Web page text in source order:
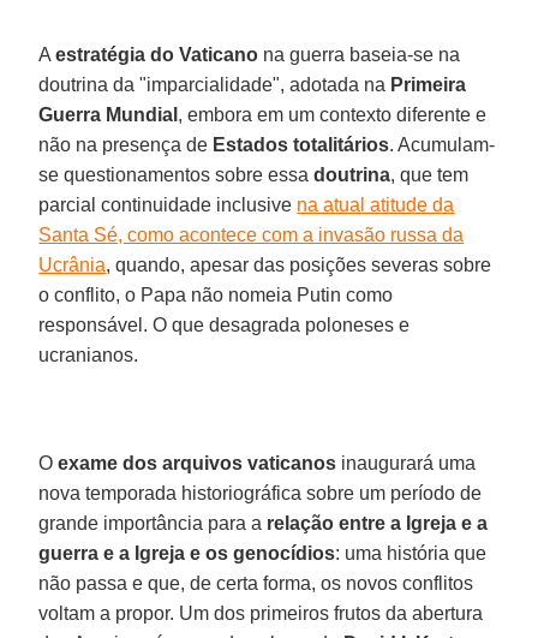
Aestratégia do Vaticano na guerra baseia-se na
doutrina da "imparcialidade", adotada na Primeira
Guerra Mundial , embora em um contexto diferente e
não na presença de Estados totalitários. Acumulam-
se questionamentos sobre essadoutrina, que tem
parcial continuidade inclusive na atual atitude da
Santa Sé, como acontece com a invasão russa da
Ucrânia, quando, apesar das posições severas sobre
o conflito, o Papa não nomeia Putin como
responsável. O que desagrada poloneses e
ucranianos.
Oexame dos arquivos vaticanos inaugurará uma
nova temporada historiográfica sobre um período de
grande importância para a relação entre a Igreja e a
guerra e a Igreja e os genocídios: uma história que
não passa e que, de certa forma, os novos conflitos
voltam a propor. Um dos primeiros frutos da abertura